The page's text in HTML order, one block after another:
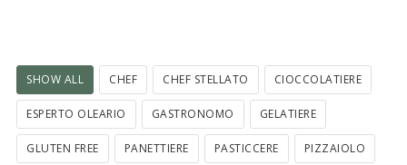
SHOW ALL CHEF CHEF STELLATO CIOCCOLATIERE
ESPERTO OLEARIO GASTRONOMO GELATIERE
GLUTEN FREE PANETTIERE PASTICCERE PIZZAIOLO